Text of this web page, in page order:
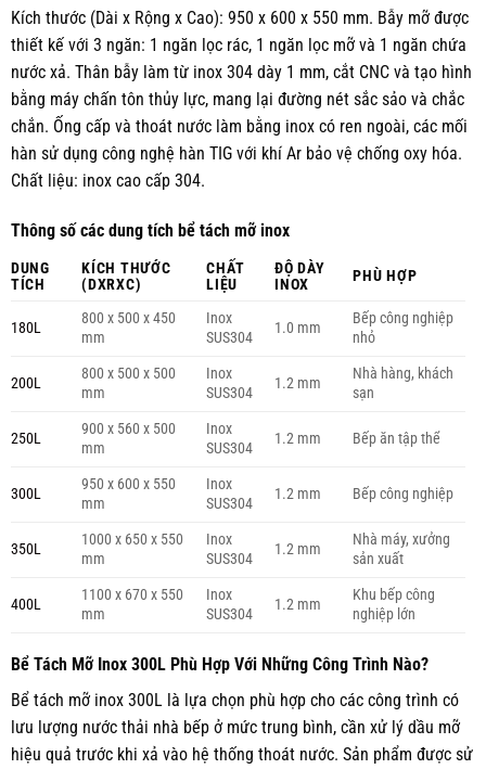
Kích thước (Dài x Rộng x Cao): 950 x 600 x 550 mm. Bẫy mỡ được
thiết kế với 3 ngăn: 1 ngăn lọc rác, 1 ngăn lọc mỡ và 1 ngăn chứa
nước xả. Thân bẫy làm từ inox 304 dày 1 mm, cắt CNC và tạo hình
bằng máy chấn tôn thủy lực, mang lại đường nét sắc sảo và chắc
chắn. Ống cấp và thoát nước làm bằng inox có ren ngoài, các mối
hàn sử dụng công nghệ hàn TIG với khí Ar bảo vệ chống oxy hóa.
Chất liệu: inox cao cấp 304.
Thông số các dung tích bể tách mỡ inox
DUNG
TÍCH
KÍCH THƯỚC
(DXRXC)
CHẤT
LIỆU
ĐỘ DÀY
INOX
PHÙ HỢP
180L
800 x 500 x 450
mm
Inox
SUS304
1.0 mm
Bếp công nghiệp
nhỏ
200L
800 x 500 x 500
mm
Inox
SUS304
1.2 mm
Nhà hàng, khách
sạn
250L
900 x 560 x 500
mm
Inox
SUS304
1.2 mm Bếp ăn tập thể
300L
950 x 600 x 550
mm
Inox
SUS304
1.2 mm Bếp công nghiệp
350L
1000 x 650 x 550
mm
Inox
SUS304
1.2 mm
Nhà máy, xưởng
sản xuất
400L
1100 x 670 x 550
mm
Inox
SUS304
1.2 mm
Khu bếp công
nghiệp lớn
Bể Tách Mỡ Inox 300L Phù Hợp Với Những Công Trình Nào?
Bể tách mỡ inox 300L là lựa chọn phù hợp cho các công trình có
lưu lượng nước thải nhà bếp ở mức trung bình, cần xử lý dầu mỡ
hiệu quả trước khi xả vào hệ thống thoát nước. Sản phẩm được sử